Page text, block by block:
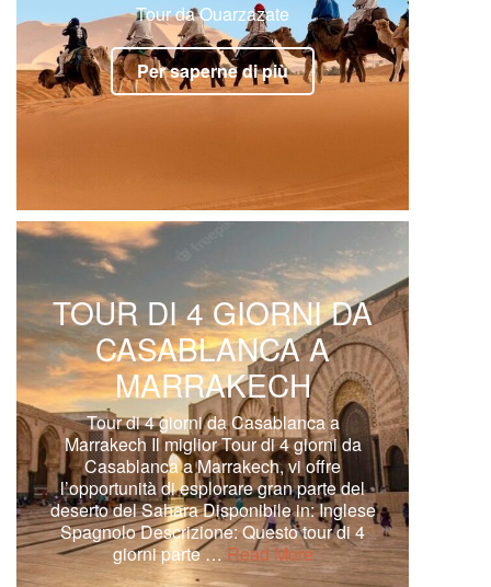
Tour da Ouarzazate
Per saperne di più
TOUR DI 4 GIORNI DA
CASABLANCA A
MARRAKECH
Tour di 4 giorni da Casablanca a
Marrakech Il miglior Tour di 4 giorni da
Casablanca a Marrakech, vi offre
l’opportunità di esplorare gran parte del
deserto del Sahara Disponibile in: Inglese
Spagnolo Descrizione: Questo tour di 4
giorni parte … Read More